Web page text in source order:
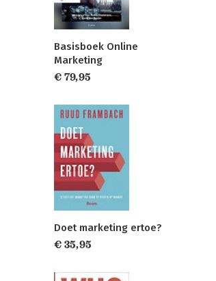
Basisboek Online
Marketing
€ 79,95
Doet marketing ertoe?
€ 35,95